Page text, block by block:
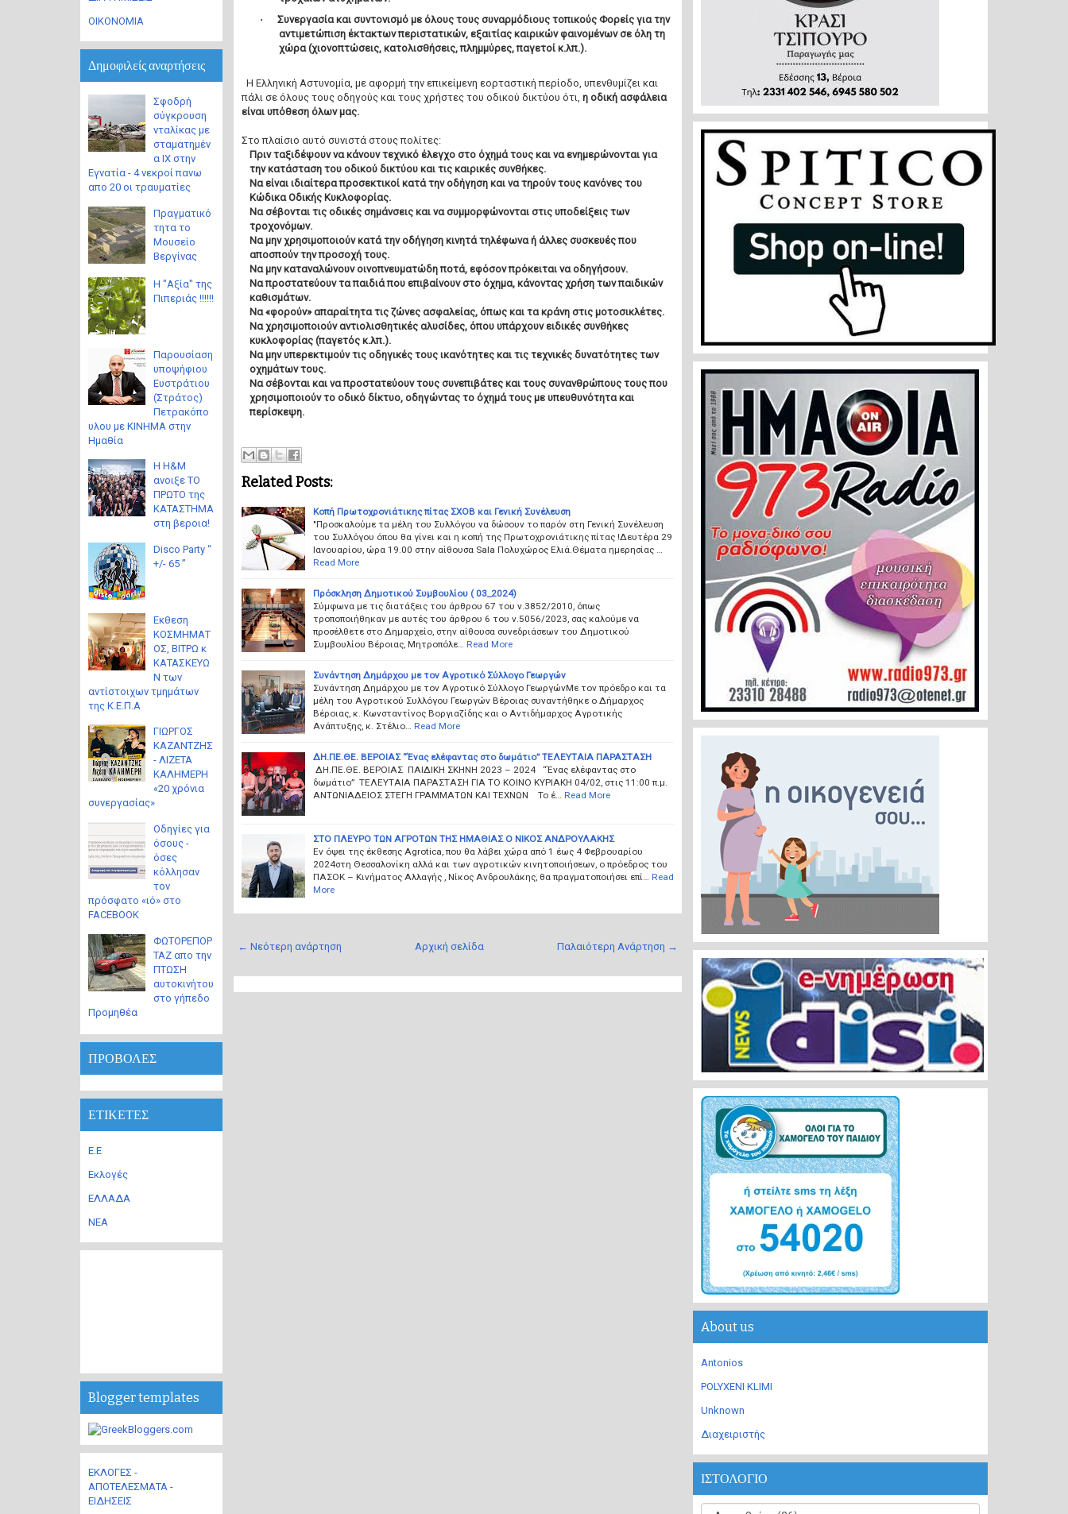
·
Συνεργασία και συντονισμό με όλους τους συναρμόδιους τοπικούς Φορείς για την
αντιμετώπιση έκτακτων περιστατικών, εξαιτίας καιρικών φαινομένων σε όλη τη
χώρα (χιονοπτώσεις, κατολισθήσεις, πλημμύρες, παγετοί κ.λπ.).
Η Ελληνική Αστυνομία, με αφορμή την επικείμενη εορταστική περίοδο, υπενθυμίζει και
πάλι σε όλους τους οδηγούς και τους χρήστες του οδικού δικτύου ότι, η οδική ασφάλεια
είναι υπόθεση όλων μας.
Στο πλαίσιο αυτό συνιστά στους πολίτες:
Πριν ταξιδέψουν να κάνουν τεχνικό έλεγχο στο όχημά τους και να ενημερώνονται για
την κατάσταση του οδικού δικτύου και τις καιρικές συνθήκες.
Να είναι ιδιαίτερα προσεκτικοί κατά την οδήγηση και να τηρούν τους κανόνες του
Κώδικα Οδικής Κυκλοφορίας.
Να σέβονται τις οδικές σημάνσεις και να συμμορφώνονται στις υποδείξεις των
τροχονόμων.
Να μην χρησιμοποιούν κατά την οδήγηση κινητά τηλέφωνα ή άλλες συσκευές που
αποσπούν την προσοχή τους.
Να μην καταναλώνουν οινοπνευματώδη ποτά, εφόσον πρόκειται να οδηγήσουν.
Να προστατεύουν τα παιδιά που επιβαίνουν στο όχημα, κάνοντας χρήση των παιδικών
καθισμάτων.
Να «φορούν» απαραίτητα τις ζώνες ασφαλείας, όπως και τα κράνη στις μοτοσικλέτες.
Να χρησιμοποιούν αντιολισθητικές αλυσίδες, όπου υπάρχουν ειδικές συνθήκες
κυκλοφορίας (παγετός κ.λπ.).
Να μην υπερεκτιμούν τις οδηγικές τους ικανότητες και τις τεχνικές δυνατότητες των
οχημάτων τους.
Να σέβονται και να προστατεύουν τους συνεπιβάτες και τους συνανθρώπους τους που
χρησιμοποιούν το οδικό δίκτυο, οδηγώντας το όχημά τους με υπευθυνότητα και
περίσκεψη.
Related Posts:
Κοπή Πρωτοχρονιάτικης πίτας ΣΧΟΒ και Γενική Συνέλευση
"Προσκαλούμε τα μέλη του Συλλόγου να δώσουν το παρόν στη Γενική Συνέλευση
του Συλλόγου όπου θα γίνει και η κοπή της Πρωτοχρονιάτικης πίτας !Δευτέρα 29
Ιανουαρίου, ώρα 19.00 στην αίθουσα Sala Πολυχώρος Ελιά.Θέματα ημερησίας …
Read More
Πρόσκληση Δημοτικού Συμβουλίου ( 03_2024)
Σύμφωνα με τις διατάξεις του άρθρου 67 του ν.3852/2010, όπως
τροποποιήθηκαν με αυτές του άρθρου 6 του ν.5056/2023, σας καλούμε να
προσέλθετε στο Δημαρχείο, στην αίθουσα συνεδριάσεων του Δημοτικού
Συμβουλίου Βέροιας, Μητροπόλε…
Read More
Συνάντηση Δημάρχου με τον Αγροτικό Σύλλογο Γεωργών
Συνάντηση Δημάρχου με τον Αγροτικό Σύλλογο ΓεωργώνΜε τον πρόεδρο και τα
μέλη του Αγροτικού Συλλόγου Γεωργών Βέροιας συναντήθηκε ο Δήμαρχος
Βέροιας, κ. Κωνσταντίνος Βοργιαζίδης και ο Αντιδήμαρχος Αγροτικής
Ανάπτυξης, κ. Στέλιο…
Read More
ΔΗ.ΠΕ.ΘΕ. ΒΕΡΟΙΑΣ “Ένας ελέφαντας στο δωμάτιο” ΤΕΛΕΥΤΑΙΑ ΠΑΡΑΣΤΑΣΗ
ΔΗ.ΠΕ.ΘΕ. ΒΕΡΟΙΑΣ ΠΑΙΔΙΚΗ ΣΚΗΝΗ 2023 – 2024 “Ένας ελέφαντας στο
δωμάτιο” ΤΕΛΕΥΤΑΙΑ ΠΑΡΑΣΤΑΣΗ ΓΙΑ ΤΟ ΚΟΙΝΟ ΚΥΡΙΑΚΗ 04/02, στις 11:00 π.μ.
ΑΝΤΩΝΙΑΔΕΙΟΣ ΣΤΕΓΗ ΓΡΑΜΜΑΤΩΝ ΚΑΙ ΤΕΧΝΩΝ Το έ…
Read More
ΣΤΟ ΠΛΕΥΡΟ ΤΩΝ ΑΓΡΟΤΩΝ ΤΗΣ ΗΜΑΘΙΑΣ Ο ΝΙΚΟΣ ΑΝΔΡΟΥΛΑΚΗΣ
Εν όψει της έκθεσης Agrotica, που θα λάβει χώρα από 1 έως 4 Φεβρουαρίου
2024στη Θεσσαλονίκη αλλά και των αγροτικών κινητοποιήσεων, ο πρόεδρος του
ΠΑΣΟΚ – Κινήματος Αλλαγής , Νίκος Ανδρουλάκης, θα πραγματοποιήσει επί…
Read
More
← Νεότερη ανάρτηση Παλαιότερη Ανάρτηση →
Αρχική σελίδα
ΟΙΚΟΝΟΜΙΑ
Δημοφιλείς αναρτήσεις
Σφοδρή
σύγκρουση
νταλίκας με
σταματημέν
α ΙΧ στην
Εγνατία - 4 νεκροί πανω
απο 20 οι τραυματίες
Πραγματικό
τητα το
Μουσείο
Βεργίνας
Η "Αξία" της
Πιπεριάς !!!!!!
Παρουσίαση
υποψήφιου
Ευστράτιου
(Στράτος)
Πετρακόπο
υλου με ΚΙΝΗΜΑ στην
Ημαθία
Η H&M
ανοιξε ΤΟ
ΠΡΩΤΟ της
ΚΑΤΑΣΤΗΜΑ
στη βεροια!
Disco Party “
+/- 65 ”
Eκθεση
ΚΟΣΜΗΜΑΤ
ΟΣ, ΒΙΤΡΩ κ
ΚΑΤΑΣΚΕΥΩ
Ν των
αντίστοιχων τμημάτων
της Κ.Ε.Π.Α
ΓΙΩΡΓΟΣ
ΚΑΖΑΝΤΖΗΣ
- ΛΙΖΕΤΑ
ΚΑΛΗΜΕΡΗ
«20 χρόνια
συνεργασίας»
Οδηγίες για
όσους -
όσες
κόλλησαν
τον
πρόσφατο «ιό» στο
FACEBOOK
ΦΩΤΟΡΕΠΟΡ
ΤΑΖ απο την
ΠΤΩΣΗ
αυτοκινήτου
στο γήπεδο
Προμηθέα
ΠΡΟΒΟΛΕΣ
ΕΤΙΚΕΤΕΣ
Ε.Ε
Εκλογές
ΕΛΛΑΔΑ
ΝΕΑ
Blogger templates
ΕΚΛΟΓΕΣ -
ΑΠΟΤΕΛΕΣΜΑΤΑ -
ΕΙΔΗΣΕΙΣ
About us
Antonios
POLYXENI KLIMI
Unknown
Διαχειριστής
ΙΣΤΟΛΟΓΙΟ